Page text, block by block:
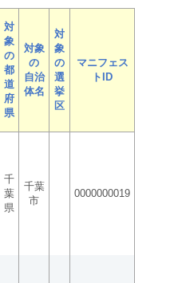
対
象
の
都
道
府
県
対象
の
自治
体名
対
象
の
選
挙
区
マニフェス
トID
千
葉
県
千葉
市
0000000019